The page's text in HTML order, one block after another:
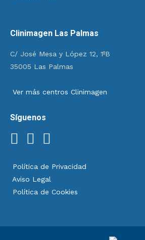
Clinimagen Las Palmas
C/ José Mesa y López 12, 1ºB
35005 Las Palmas
Ver más centros Clinimagen
Síguenos
Política de Privacidad
Aviso Legal
Política de Cookies